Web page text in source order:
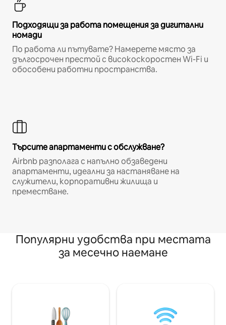
Подходящи за работа помещения за дигитални
номади
По работа ли пътувате? Намерете място за
дългосрочен престой с високоскоростен Wi-Fi и
обособени работни пространства.
Търсите апартаменти с обслужване?
Airbnb разполага с напълно обзаведени
апартаменти, идеални за настаняване на
служители, корпоративни жилища и
преместване.
Популярни удобства при местата
за месечно наемане